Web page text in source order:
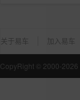
关于易车 加入易车
CopyRight © 2000-2026